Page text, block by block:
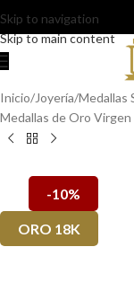
Skip to navigation
Skip to main content
Inicio/Joyería/Medallas
Medallas de Oro
-10%
ORO 18K